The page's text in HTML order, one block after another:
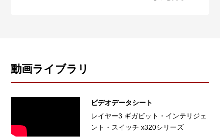
動画ライブラリ
ビデオデータシート
レイヤー3 ギガビット・インテリジェ
ント・スイッチ x320シリーズ